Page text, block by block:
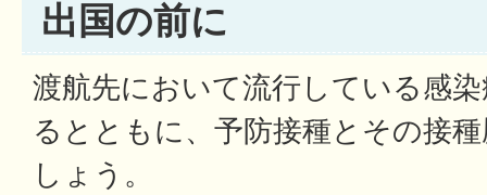
出国の前に
渡航先において流行している感
るとともに、予防接種とその接
しょう。